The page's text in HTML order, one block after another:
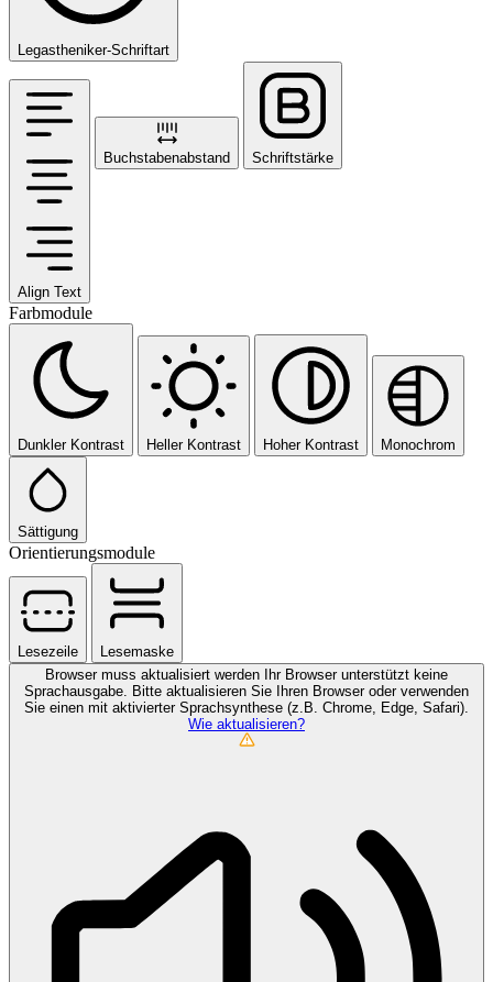
Legastheniker-Schriftart
Align Text
Buchstabenabstand Schriftstärke
Farbmodule
Dunkler Kontrast Heller Kontrast Hoher Kontrast Monochrom
Sättigung
Orientierungsmodule
Lesezeile
Lesemaske
Browser muss aktualisiert werden
Ihr Browser unterstützt keine
Sprachausgabe. Bitte aktualisieren Sie Ihren Browser oder verwenden
Sie einen mit aktivierter Sprachsynthese (z.B. Chrome, Edge, Safari).
Wie aktualisieren?